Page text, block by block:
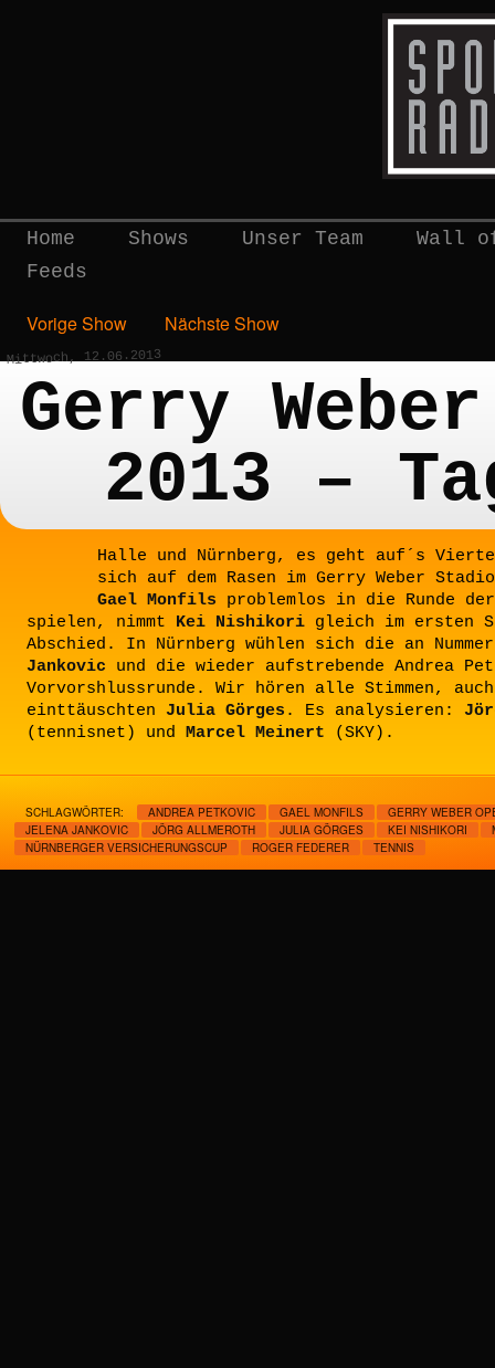
Home Shows Unser Team
Wall
Feeds
Vorige Show Nächste Show
Mittwoch, 12.06.2013
Gerry
2013 –
Halle und Nürnberg, es geht auf´s
sich auf dem Rasen im Gerry Weber
Gael Monfils problemlos in die Runde
spielen, nimmt Kei Nishikori gleich im ersten
Abschied. In Nürnberg wühlen sich die an
Jankovic und die wieder aufstrebende Andrea
Vorvorshlussrunde. Wir hören alle Stimmen,
einttäuschten Julia Görges . Es analysieren:
(tennisnet) und Marcel Meinert (SKY).
SCHLAGWÖRTER: ANDREA PETKOVIC GAEL MONFILS
GERRY WEBER
JELENA JANKOVIC
JÖRG ALLMEROTH JULIA GÖRGES KEI NISHIKORI
NÜRNBERGER VERSICHERUNGSCUP
ROGER FEDERER TENNIS